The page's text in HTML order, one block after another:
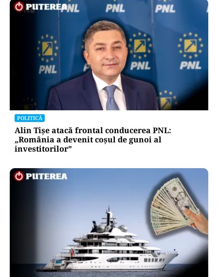
Puterea Financiara
CNAIR: Aplicarea tarifelor pentru
rovinietă și sistemul TollRo va începe
la 1 octombrie
Oficiuldestiri.ro
Atacurile cibernetice expun
vulnerabilitățile statului român: ANP
repetă scenariul e‑Terra. Ce ascund
comunicările oficiale și cine răspunde
pentru mentenanța IT a instituțiilor
publice
Alte Articole Importante
Alin Tișe atacă frontal conducerea PNL: